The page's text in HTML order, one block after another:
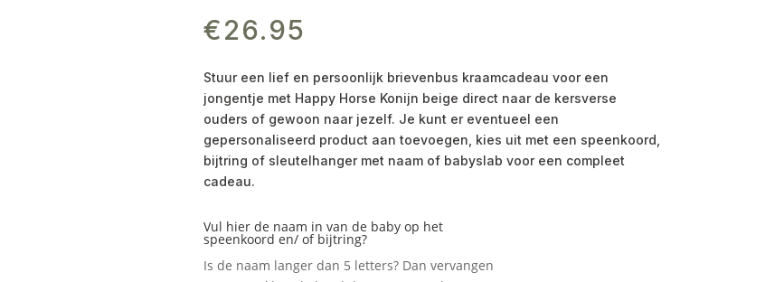
€26.95
Stuur een lief en persoonlijk brievenbus kraamcadeau voor een
jongentje met Happy Horse Konijn beige direct naar de kersverse
ouders of gewoon naar jezelf. Je kunt er eventueel een
gepersonaliseerd product aan toevoegen, kies uit met een speenkoord,
bijtring of sleutelhanger met naam of babyslab voor een compleet
cadeau.
Vul hier de naam in van de baby op het
speenkoord en/ of bijtring?
Is de naam langer dan 5 letters? Dan vervangen